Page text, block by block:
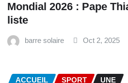
Mondial 2026 : Pape
liste
barre solaire Oct 2, 2025
ACCUEIL SPORT UNE